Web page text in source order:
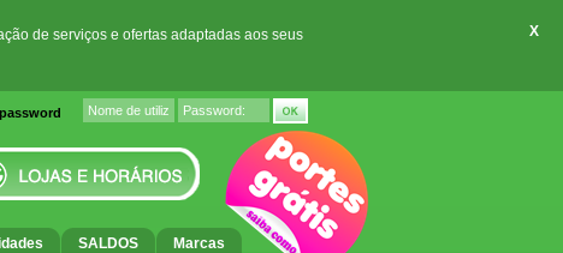
de serviços e ofertas adaptadas aos seus
X
SALDOS Marcas